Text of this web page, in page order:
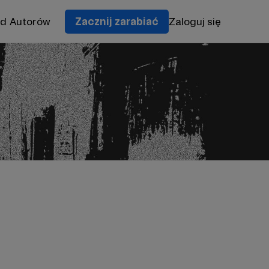
Autorów Zacznij zarabiać Zaloguj się